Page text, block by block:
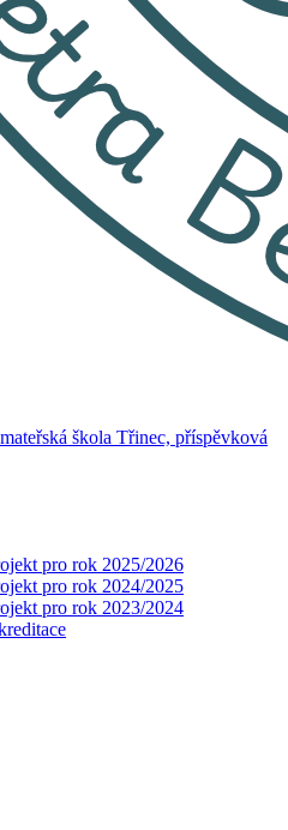
škola Třinec, příspěvková
pro rok 2025/2026
pro rok 2024/2025
pro rok 2023/2024